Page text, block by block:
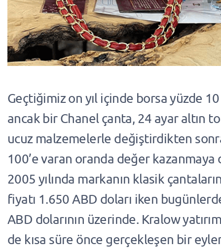
Geçtiğimiz on yıl içinde borsa yüzde
ancak bir Chanel çanta, 24 ayar altın
ucuz malzemelerle değiştirdikten
100’e varan oranda değer
2005 yılında markanın klasik
fiyatı 1.650 ABD doları iken
ABD dolarının üzerinde. Kralow
de kısa süre önce gerçekleşen bir